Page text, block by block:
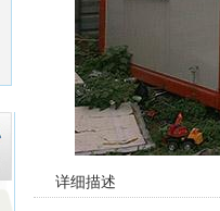
详细描述